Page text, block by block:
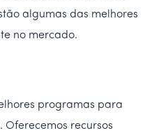
algumas das melhores
no mercado.
programas para
recursos